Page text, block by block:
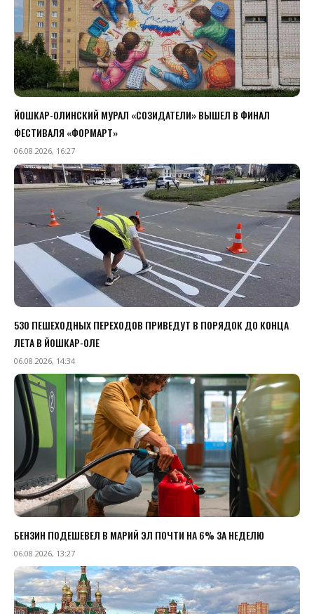
ЙОШКАР-ОЛИНСКИЙ МУРАЛ «СОЗИДАТЕЛИ» ВЫШЕЛ В ФИНАЛ
ФЕСТИВАЛЯ «ФОРМАРТ»
06.08.2026, 16:27
530 ПЕШЕХОДНЫХ ПЕРЕХОДОВ ПРИВЕДУТ В ПОРЯДОК ДО КОНЦА
ЛЕТА В ЙОШКАР-ОЛЕ
06.08.2026, 14:34
БЕНЗИН ПОДЕШЕВЕЛ В МАРИЙ ЭЛ ПОЧТИ НА 6% ЗА НЕДЕЛЮ
06.08.2026, 13:27